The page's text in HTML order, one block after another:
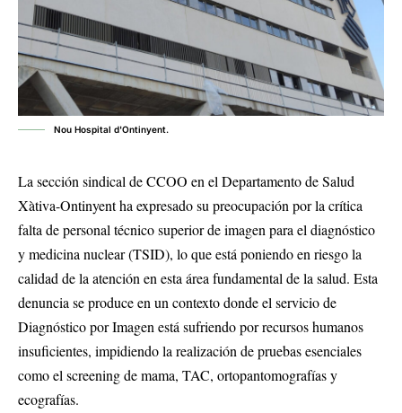
Nou Hospital d'Ontinyent.
La sección sindical de CCOO en el Departamento de Salud
Xàtiva-Ontinyent ha expresado su preocupación por la crítica
falta de personal técnico superior de imagen para el diagnóstico
y medicina nuclear (TSID), lo que está poniendo en riesgo la
calidad de la atención en esta área fundamental de la salud. Esta
denuncia se produce en un contexto donde el servicio de
Diagnóstico por Imagen está sufriendo por recursos humanos
insuficientes, impidiendo la realización de pruebas esenciales
como el screening de mama, TAC, ortopantomografías y
ecografías.